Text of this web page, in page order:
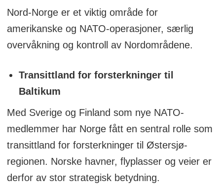
Nord-Norge er et viktig område for
amerikanske og NATO-operasjoner, særlig
overvåkning og kontroll av Nordområdene.
Transittland for forsterkninger til
Baltikum
Med Sverige og Finland som nye NATO-
medlemmer har Norge fått en sentral rolle som
transittland for forsterkninger til Østersjø-
regionen. Norske havner, flyplasser og veier er
derfor av stor strategisk betydning.